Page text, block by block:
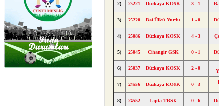
2) 25221 Düzkaya KOSK 3 - 1
3) 25220 Baf Ülkü Yurdu 1 - 0
4) 25086 Düzkaya KOSK 4 - 3
5) 25045 Cihangir GSK 0 - 1
6) 25037 Düzkaya KOSK 2 - 0
7) 24556 Düzkaya KOSK 0 - 3
8) 24552 Lapta TBSK 0 - 6